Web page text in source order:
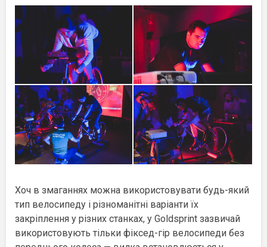
Хоч в змаганнях можна використовувати будь-який
тип велосипеду і різноманітні варіанти їх
закріплення у різних станках, у Goldsprint зазвичай
використовують тільки фіксед-гір велосипеди без